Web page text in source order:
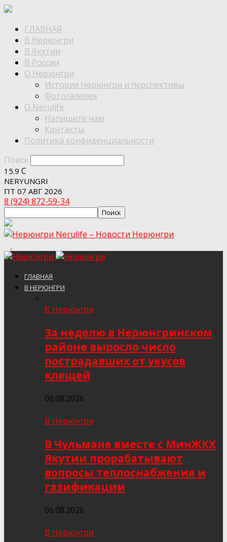
ГЛАВНАЯ
В Нерюнгри
В Якутии
В России
О Нерюнгри
История Нерюнгри и перспективы
Фотогалерея
О Nerulife
Напишите нам
Контакты
Политика конфиденциальности
Поиск
15.9 C
NERYUNGRI
ПТ 07 АВГ 2026
8 (924) 872-59-34
Nerulife – Новости Нерюнгри
ГЛАВНАЯ
В НЕРЮНГРИ
В Нерюнгри
За неделю в Нерюнгринском
районе выросло число
пострадавших от укусов
клещей
06.08.2026
В Нерюнгри
В Чульмане вместе с МинЖКХ
Якутии прорабатывают
вопросы теплоснабжения и
газификации
06.08.2026
В Нерюнгри